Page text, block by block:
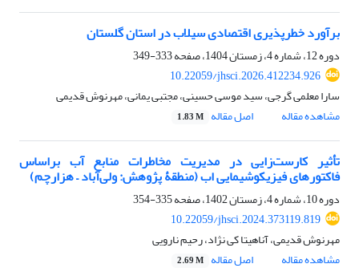
برآورد خطرپذیری اقتصادی سیلاب در استان گلستان
دوره 12، شماره 4، زمستان 1404، صفحه
333-349
10.22059/jhsci.2026.412234.926
سارا معلمی گرجی، سید موسی حسینی، مجتبی یمانی، مهرنوش قدیمی
مشاهده مقاله
اصل مقاله 1.83 M
تأثیر کارست‌زایی در مدیریت مخاطرات منابع آب براساس
فاکتورهای فیزیکوشیمایی اب (منطقۀ پژوهش: ولی‌آباد – هزارچم)
دوره 10، شماره 4، زمستان 1402، صفحه
335-354
10.22059/jhsci.2024.373119.819
مهرنوش قدیمی، آناهیتا کی نژاد، رحیم نارویی
مشاهده مقاله
اصل مقاله 2.69 M